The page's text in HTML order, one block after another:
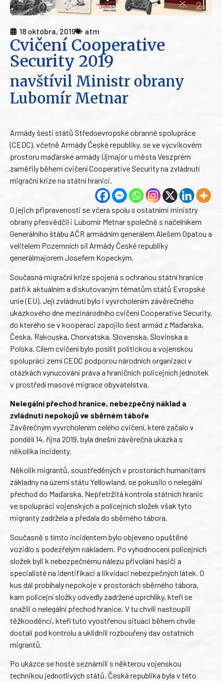
18 októbra, 2019 atm
Cvičení Cooperative
Security 2019
navštívil Ministr obrany
Lubomír Metnar
Armády šesti států Středoevropské obranné spolupráce
(CEDC), včetně Armády České republiky, se ve výcvikovém
prostoru maďarské armády Újmajor u města Veszprém
zaměřily během cvičení Cooperative Security na zvládnutí
migrační krize na státní hranici.
O jejich připravenosti se včera spolu s ostatními ministry
obrany přesvědčil i Lubomír Metnar společně s náčelníkem
Generálního štábu AČR armádním generálem Alešem Opatou a
velitelem Pozemních sil Armády České republiky
generálmajorem Josefem Kopeckým.
Současná migrační krize spojená s ochranou státní hranice
patří k aktuálním a diskutovaným tématům států Evropské
unie (EU). Její zvládnutí bylo i vyvrcholením závěrečného
ukázkového dne mezinárodního cvičení Cooperative Security,
do kterého se v kooperaci zapojilo šest armád z Maďarska,
Česka, Rakouska, Chorvatska, Slovenska, Slovinska a
Polska. Cílem cvičení bylo posílit politickou a vojenskou
spolupráci zemí CEDC podporou národních organizací v
otázkách vynucování práva a hraničních policejních jednotek
v prostředí masové migrace obyvatelstva.
Nelegální přechod hranice, nebezpečný náklad a
zvládnutí nepokojů ve sběrném táboře
Závěrečným vyvrcholením celého cvičení, které začalo v
pondělí 14. října 2019, byla dnešní závěrečná ukázka s
několika incidenty.
Několik migrantů, soustředěných v prostorách humanitární
základny na území státu Yellowland, se pokusilo o nelegální
přechod do Maďarska. Nepřetržitá kontrola státních hranic
ve spolupráci vojenských a policejních složek však tyto
migranty zadržela a předala do sběrného tábora.
Současně s tímto incidentem bylo objeveno opuštěné
vozidlo s podezřelým nákladem. Po vyhodnocení policejních
složek byli k nebezpečnému nálezu přivoláni hasiči a
specialisté na identifikaci a likvidaci nebezpečných látek. O
kus dál probíhaly nepokoje v prostorách sběrného tábora,
kam policejní složky odvedly zadržené uprchlíky, kteří se
snažili o nelegální přechod hranice. V tu chvíli nastoupili
těžkooděnci, kteří tuto vyostřenou situaci během chvíle
dostali pod kontrolu a uklidnili rozbouřený dav ostatních
migrantů.
Po ukázce se hosté seznámili s některou vojenskou
technikou jednotlivých států. Česká republika byla v této